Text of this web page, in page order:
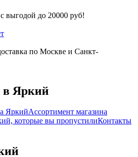
выгодой до 20000 руб!
по Москве и Санкт-
в Яркий
ЯркийАссортимент магазина
которые вы пропустилиКонтакты